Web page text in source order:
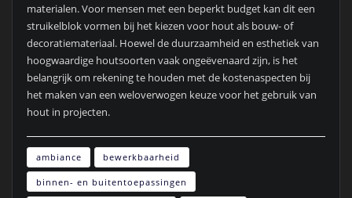
materialen. Voor mensen met een beperkt budget kan dit een
struikelblok vormen bij het kiezen voor hout als bouw- of
decoratiemateriaal. Hoewel de duurzaamheid en esthetiek van
hoogwaardige houtsoorten vaak ongeëvenaard zijn, is het
belangrijk om rekening te houden met de kostenaspecten bij
het maken van een weloverwogen keuze voor het gebruik van
hout in projecten.
ambiance bewerkbaarheid
binnen- en buitentoepassingen